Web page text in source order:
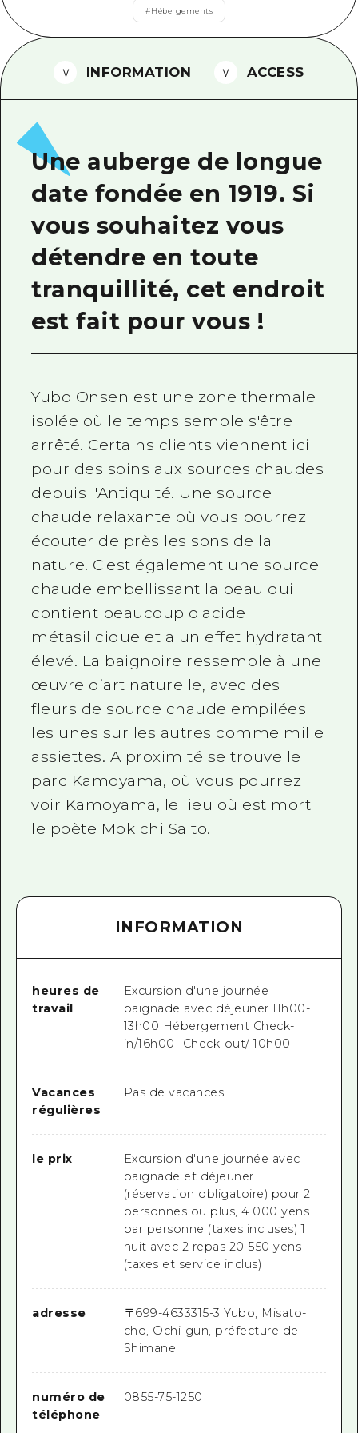
Guide bénévole
Informations sur le transport en
Brochure touristique
#Hébergements
INFORMATION ACCESS
Une auberge de longue
date fondée en 1919. Si
vous souhaitez vous
détendre en toute
tranquillité, cet endroit
est fait pour vous !
Yubo Onsen est une zone thermale
isolée où le temps semble s'être
arrêté. Certains clients viennent ici
pour des soins aux sources chaudes
depuis l'Antiquité. Une source
chaude relaxante où vous pourrez
écouter de près les sons de la
nature. C'est également une source
chaude embellissant la peau qui
contient beaucoup d'acide
métasilicique et a un effet hydratant
élevé. La baignoire ressemble à une
œuvre d’art naturelle, avec des
fleurs de source chaude empilées
les unes sur les autres comme mille
assiettes. A proximité se trouve le
parc Kamoyama, où vous pourrez
voir Kamoyama, le lieu où est mort
le poète Mokichi Saito.
INFORMATION
heures de
travail
Excursion d'une journée
baignade avec déjeuner 11h00-
13h00 Hébergement Check-
in/16h00- Check-out/-10h00
Vacances
régulières
Pas de vacances
le prix
Excursion d'une journée avec
baignade et déjeuner
(réservation obligatoire) pour 2
personnes ou plus, 4 000 yens
par personne (taxes incluses) 1
nuit avec 2 repas 20 550 yens
(taxes et service inclus)
adresse 〒699-4633315-3 Yubo, Misato-
cho, Ochi-gun, préfecture de
Shimane
numéro de
téléphone
0855-75-1250